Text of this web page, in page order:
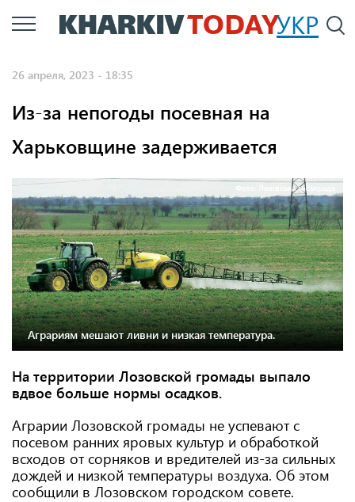
Перейти
к
УКР
26 апреля, 2023 - 18:35
Из-за непогоды посевная на
Харьковщине задерживается
Фото: Лозівська міськрада
Аграриям мешают ливни и низкая температура.
На территории Лозовской громады выпало
вдвое больше нормы осадков.
Аграрии Лозовской громады не успевают с
посевом ранних яровых культур и обработкой
всходов от сорняков и вредителей из-за сильных
дождей и низкой температуры воздуха. Об этом
сообщили в Лозовском городском совете.